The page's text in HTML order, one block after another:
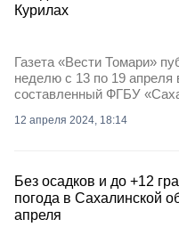
Курилах
Газета «Вести Томари»
неделю с 13 по 19 апреля
составленный ФГБУ
12 апреля 2024, 18:14
Без осадков и до +12
погода в Сахалинской
апреля